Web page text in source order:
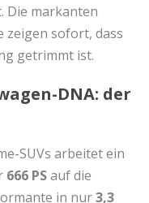
Die markanten
zeigen sofort, dass
getrimmt ist.
DNA: der
SUVs arbeitet ein
666 PSauf die
in nur3,3